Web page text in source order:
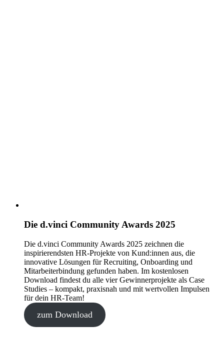
Die d.vinci Community Awards 2025
Die d.vinci Community Awards 2025 zeichnen die
inspirierendsten HR-Projekte von Kund:innen aus, die
innovative Lösungen für Recruiting, Onboarding und
Mitarbeiterbindung gefunden haben. Im kostenlosen
Download findest du alle vier Gewinnerprojekte als Case
Studies – kompakt, praxisnah und mit wertvollen Impulsen
für dein HR-Team!
zum Download